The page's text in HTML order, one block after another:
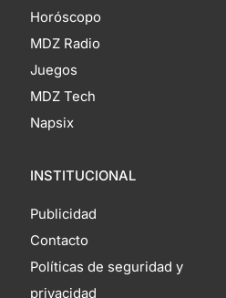
Horóscopo
MDZ Radio
Juegos
MDZ Tech
Napsix
INSTITUCIONAL
Publicidad
Contacto
Políticas de seguridad y
privacidad